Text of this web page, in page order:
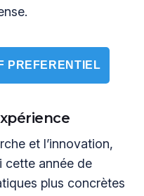
PREFERENTIEL
et l’innovation,
cette année de
plus concrètes